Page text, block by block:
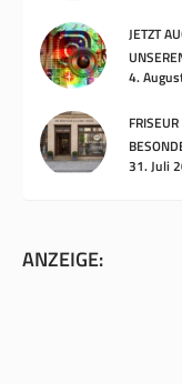
JETZT
4.
31. Juli
ANZEIGE: